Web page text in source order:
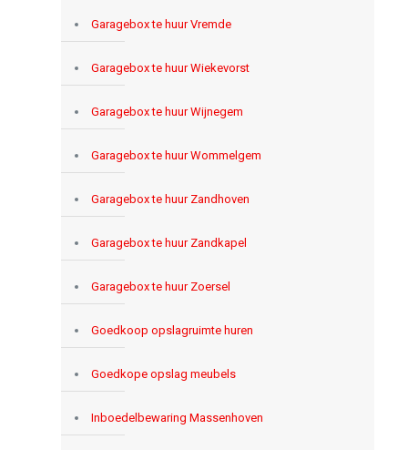
Garagebox te huur Vremde
Garagebox te huur Wiekevorst
Garagebox te huur Wijnegem
Garagebox te huur Wommelgem
Garagebox te huur Zandhoven
Garagebox te huur Zandkapel
Garagebox te huur Zoersel
Goedkoop opslagruimte huren
Goedkope opslag meubels
Inboedelbewaring Massenhoven